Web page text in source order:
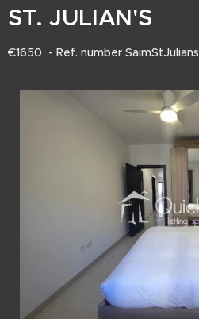
ST. JULIAN'S
€1650 - Ref. number SaimStJulians